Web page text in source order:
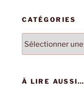
CATÉGORIES
À LIRE AUSSI…